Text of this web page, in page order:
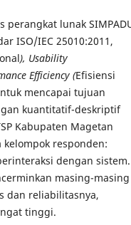
lunak
ISO/IEC 25010:2011,
), Usability
Efficiency (Efisiensi
mencapai tujuan
kuantitatif-deskriptif
Kabupaten Magetan
responden:
dengan sistem.
masing-masing
dan reliabilitasnya,
tinggi.